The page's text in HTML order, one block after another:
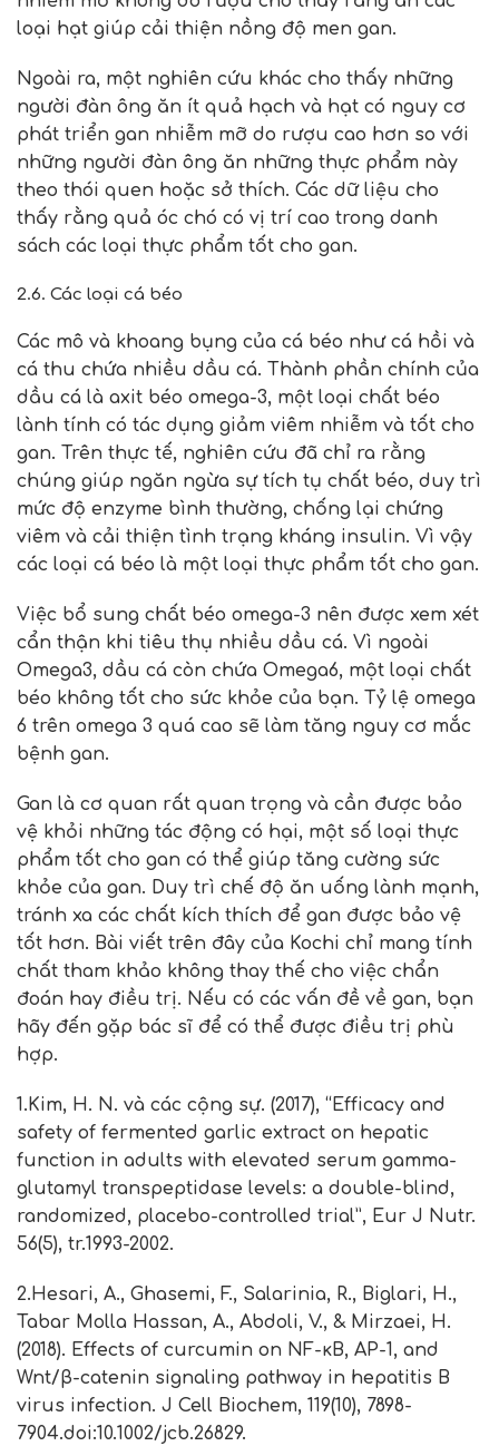
loại hạt giúp cải thiện nồng độ men gan.
Ngoài ra, một nghiên cứu khác cho thấy những
người đàn ông ăn ít quả hạch và hạt có nguy cơ
phát triển gan nhiễm mỡ do rượu cao hơn so với
những người đàn ông ăn những thực phẩm này
theo thói quen hoặc sở thích. Các dữ liệu cho
thấy rằng quả óc chó có vị trí cao trong danh
sách các loại thực phẩm tốt cho gan.
2.6. Các loại cá béo
Các mô và khoang bụng của cá béo như cá hồi và
cá thu chứa nhiều dầu cá. Thành phần chính của
dầu cá là axit béo omega-3, một loại chất béo
lành tính có tác dụng giảm viêm nhiễm và tốt cho
gan. Trên thực tế, nghiên cứu đã chỉ ra rằng
chúng giúp ngăn ngừa sự tích tụ chất béo, duy trì
mức độ enzyme bình thường, chống lại chứng
viêm và cải thiện tình trạng kháng insulin. Vì vậy
các loại cá béo là một loại thực phẩm tốt cho gan.
Việc bổ sung chất béo omega-3 nên được xem xét
cẩn thận khi tiêu thụ nhiều dầu cá. Vì ngoài
Omega3, dầu cá còn chứa Omega6, một loại chất
béo không tốt cho sức khỏe của bạn. Tỷ lệ omega
6 trên omega 3 quá cao sẽ làm tăng nguy cơ mắc
bệnh gan.
Gan là cơ quan rất quan trọng và cần được bảo
vệ khỏi những tác động có hại, một số loại thực
phẩm tốt cho gan có thể giúp tăng cường sức
khỏe của gan. Duy trì chế độ ăn uống lành mạnh,
tránh xa các chất kích thích để gan được bảo vệ
tốt hơn. Bài viết trên đây của Kochi chỉ mang tính
chất tham khảo không thay thế cho việc chẩn
đoán hay điều trị. Nếu có các vấn đề về gan, bạn
hãy đến gặp bác sĩ để có thể được điều trị phù
hợp.
1.Kim, H. N. và các cộng sự. (2017), “Efficacy and
safety of fermented garlic extract on hepatic
function in adults with elevated serum gamma-
glutamyl transpeptidase levels: a double-blind,
randomized, placebo-controlled trial”, Eur J Nutr.
56(5), tr.1993-2002.
2.Hesari, A., Ghasemi, F., Salarinia, R., Biglari, H.,
Tabar Molla Hassan, A., Abdoli, V., & Mirzaei, H.
(2018). Effects of curcumin on NF-κB, AP-1, and
Wnt/β-catenin signaling pathway in hepatitis B
virus infection. J Cell Biochem, 119(10), 7898-
7904.doi:10.1002/jcb.26829.